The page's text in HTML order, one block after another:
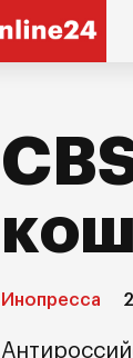
Инопресса